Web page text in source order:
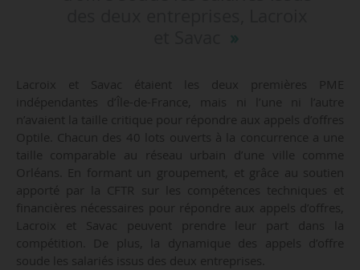
Lacroix et Savac étaient les deux premières PME
indépendantes d’Île-de-France, mais ni l’une ni l’autre
n’avaient la taille critique pour répondre aux appels d’offres
Optile. Chacun des 40 lots ouverts à la concurrence a une
taille comparable au réseau urbain d’une ville comme
Orléans. En formant un groupement, et grâce au soutien
apporté par la CFTR sur les compétences techniques et
financières nécessaires pour répondre aux appels d’offres,
Lacroix et Savac peuvent prendre leur part dans la
compétition. De plus, la dynamique des appels d’offre
soude les salariés issus des deux entreprises.